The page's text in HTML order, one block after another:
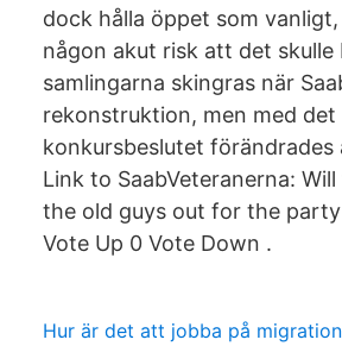
dock hålla öppet som
någon akut risk att det skulle
samlingarna skingras när
rekonstruktion, men med det
konkursbeslutet förändrades
Link to SaabVeteranerna:
the old guys out for the
Vote Up 0 Vote Down .
Hur är det att jobba på